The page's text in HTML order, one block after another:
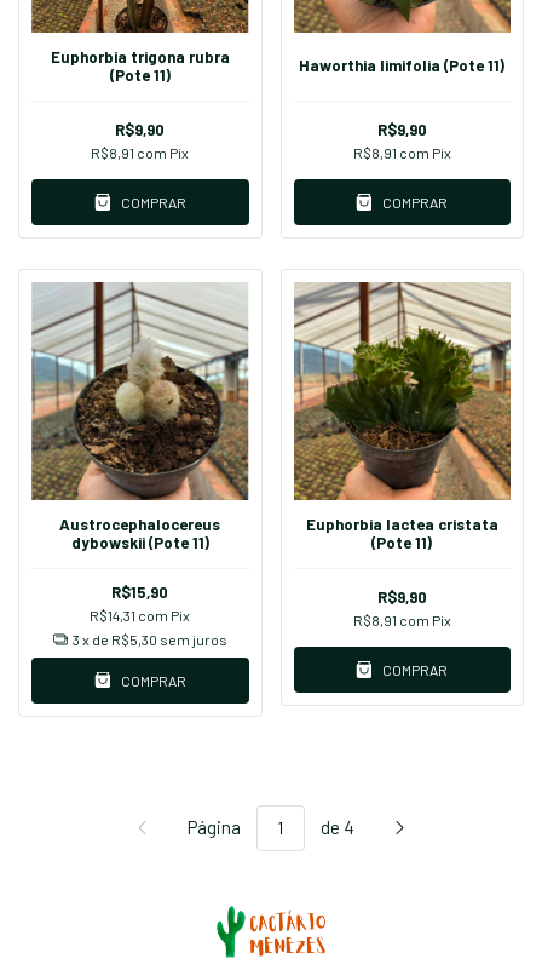
Euphorbia trigona rubra
(Pote 11)
R$9,90
R$8,91 com Pix
COMPRAR
Haworthia limifolia (Pote 11)
R$9,90
R$8,91 com Pix
COMPRAR
Austrocephalocereus
dybowskii (Pote 11)
R$15,90
R$14,31 com Pix
3 x de R$5,30 sem juros
COMPRAR
Euphorbia lactea cristata
(Pote 11)
R$9,90
R$8,91 com Pix
COMPRAR
Página de 4